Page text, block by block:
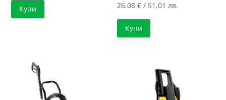
Купи 26.08€ / 51.01 лв.
Купи